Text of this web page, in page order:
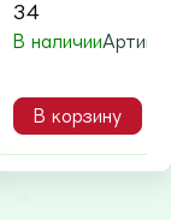
34
В наличии
В корзину